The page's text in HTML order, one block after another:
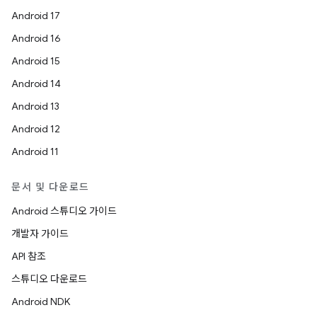
Android 17
Android 16
Android 15
Android 14
Android 13
Android 12
Android 11
문서 및 다운로드
Android 스튜디오 가이드
개발자 가이드
API 참조
스튜디오 다운로드
Android NDK